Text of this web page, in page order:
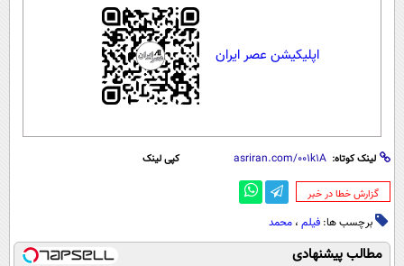
اپلیکیشن عصر ایران
لینک کوتاه: کپی لینک
‌گزارش خطا در خبر
برچسب ها: فیلم ، محمد
مطالب پیشنهادی